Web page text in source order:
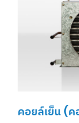
คอยล์เย็น (ค